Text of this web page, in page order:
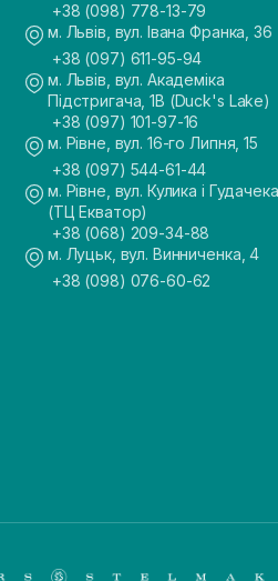
+38 (098) 778-13-79
м. Львів, вул. Івана Франка, 36
+38 (097) 611-95-94
м. Львів, вул. Академіка
Підстригача, 1В (Duck's Lake)
+38 (097) 101-97-16
м. Рівне, вул. 16-го Липня, 15
+38 (097) 544-61-44
м. Рівне, вул. Кулика і
(ТЦ Екватор)
+38 (068) 209-34-88
м. Луцьк, вул. Винниченка, 4
+38 (098) 076-60-62